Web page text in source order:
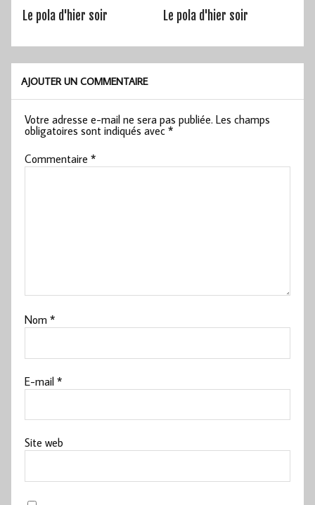
Le pola d'hier soir Le pola d'hier soir
AJOUTER UN COMMENTAIRE
Votre adresse e-mail ne sera pas publiée. Les champs
obligatoires sont indiqués avec*
Commentaire*
Nom*
E-mail*
Site web